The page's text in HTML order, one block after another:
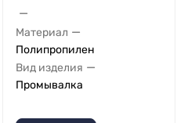
—
Материал —
Полипропилен
Вид изделия —
Промывалка